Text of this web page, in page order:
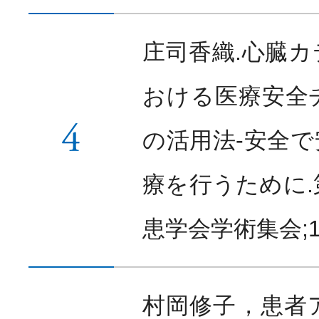
4
庄司香織.心臓
おける医療安
の活用法-安全
療を行うために
患学会学術集会
村岡修子，患者